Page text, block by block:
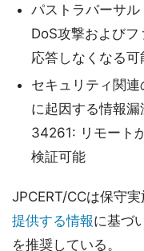
パストラバーサ
DoS攻撃および
応答しなくなる可
セキュリティ関
に起因する情報
34261: リモート
検証可能
JPCERT/CCは保守実
提供する情報に基づ
を推奨している。